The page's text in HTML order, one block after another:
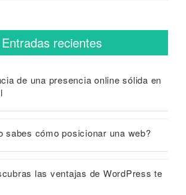
Entradas recientes
de una presencia online sólida en
sabes cómo posicionar una web?
las ventajas de WordPress te